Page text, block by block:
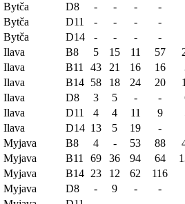
Bytča D8 - - -
-
Bytča D11 - - -
-
Bytča D14 - - -
-
Ilava B8 5 15 11 57
Ilava B11 43 21 16 16
Ilava B14 58 18 24 20
Ilava D8 3 5 - -
Ilava D11 4 4 11 9
Ilava D14 13 5 19 -
Myjava B8 4 - 53 88
Myjava B11 69 36 94 64
Myjava B14 23 12 62
116
Myjava D8 - 9 -
-